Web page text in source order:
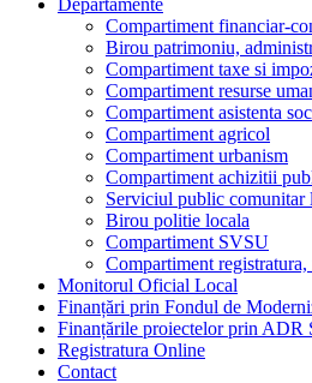
Departamente
Compartiment financiar-
Birou patrimoniu,
Compartiment taxe si
Compartiment resurse
Compartiment asistenta
Compartiment agricol
Compartiment urbanism
Compartiment achizitii
Serviciul public comunitar
Birou politie locala
Compartiment SVSU
Compartiment
Monitorul Oficial Local
Finanțări prin Fondul de
Finanțările proiectelor prin ADR
Registratura Online
Contact